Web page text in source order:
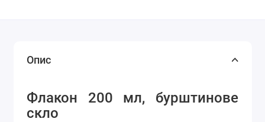
Опис
Флакон 200 мл, бурштинове
скло